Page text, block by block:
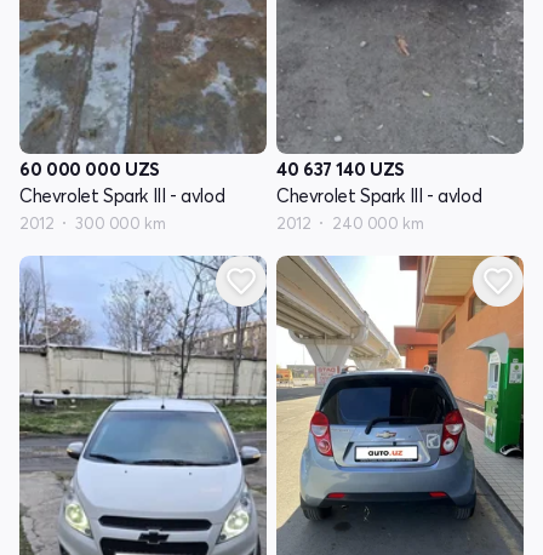
60 000 000 UZS
Chevrolet Spark III - avlod
2012 300 000 km
40 637 140 UZS
Chevrolet Spark III - avlod
2012 240 000 km